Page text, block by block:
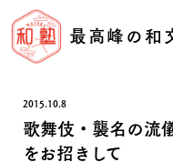
最高峰の和
2015.10.8
歌舞伎・襲名の流
をお招きして